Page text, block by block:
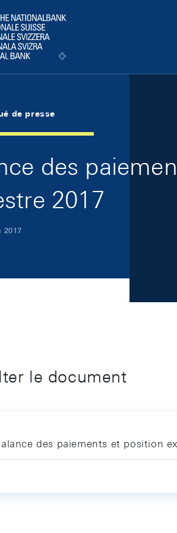
de presse
des
2017
2017
le document
des paiements et position